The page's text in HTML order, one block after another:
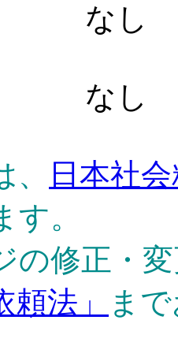
し
し
日本社
。
の修正・
法」
ま